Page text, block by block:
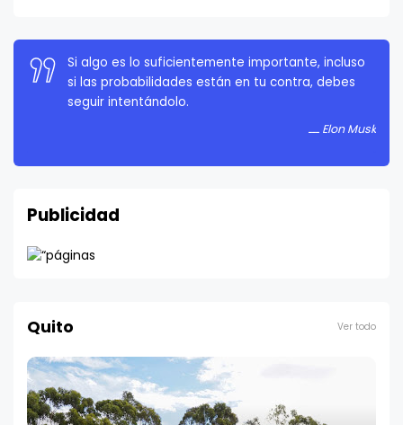
La persistencia es muy importante. No debes
rendirte a menos que estés obligado a rendirte.
Publicidad
Quito Ver todo